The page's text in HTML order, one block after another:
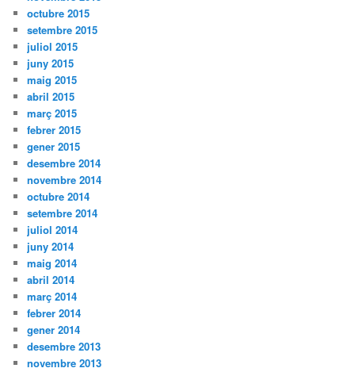
octubre 2015
setembre 2015
juliol 2015
juny 2015
maig 2015
abril 2015
març 2015
febrer 2015
gener 2015
desembre 2014
novembre 2014
octubre 2014
setembre 2014
juliol 2014
juny 2014
maig 2014
abril 2014
març 2014
febrer 2014
gener 2014
desembre 2013
novembre 2013